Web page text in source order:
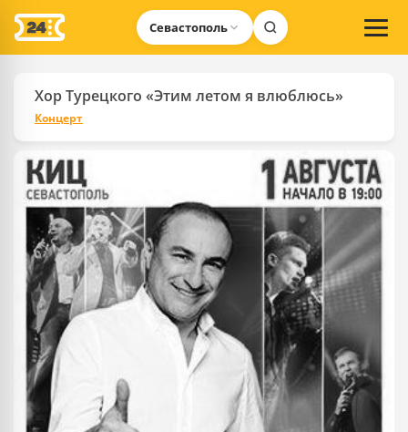
Севастополь
Хор Турецкого «Этим летом я влюблюсь»
Концерт